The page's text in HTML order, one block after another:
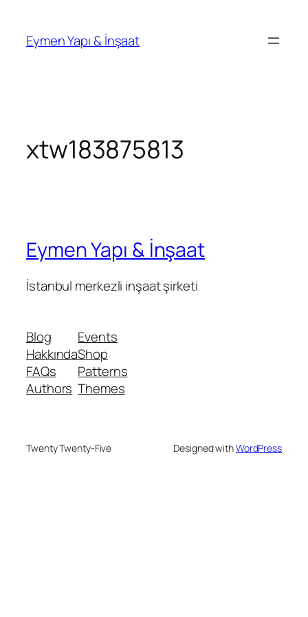
Eymen Yapı & İnşaat
xtw183875813
Eymen Yapı & İnşaat
İstanbul merkezli inşaat şirketi
Blog
Hakkında
FAQs
Authors
Events
Shop
Patterns
Themes
Twenty Twenty-Five Designed withWordPress